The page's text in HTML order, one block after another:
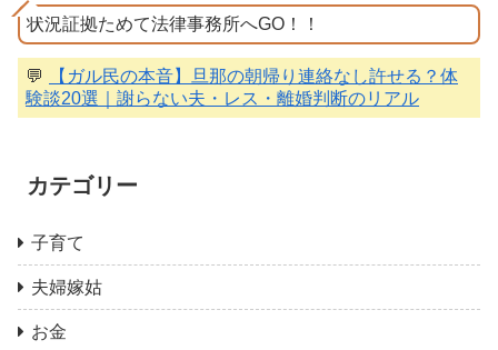
状況証拠ためて法律事務所へGO！！
💬
【ガル民の本音】旦那の朝帰り連絡なし許せる？体
験談20選｜謝らない夫・レス・離婚判断のリアル
カテゴリー
子育て
夫婦嫁姑
お金